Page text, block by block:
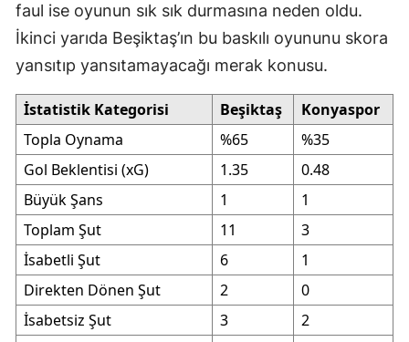
faul ise oyunun sık sık durmasına neden oldu.
İkinci yarıda Beşiktaş’ın bu baskılı oyununu skora
yansıtıp yansıtamayacağı merak konusu.
İstatistik Kategorisi Beşiktaş
Konyaspor
Topla Oynama
%65
%35
Gol Beklentisi (xG)
1.35
0.48
Büyük Şans
1
1
Toplam Şut
11
3
İsabetli Şut
6
1
Direkten Dönen Şut
2
0
İsabetsiz Şut
3
2